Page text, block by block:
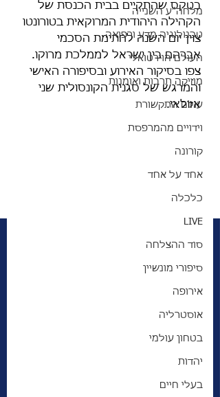
מלחה"ע השנייה
טכנולוגיה מדע ורפואה
העולם הוירטואלי
מוזיקה תרבות ואומנות
עולם התקשורת
וידויים מהמרפסת
קורונה
אחד על אחד
כלכלה
LIVE
סוד ההצלחה
סיפורי מונשיין
אירופה
אוסטרליה
בטחון עולמי
יהדות
בעלי חיים
בטקס שהתקיים בבית הכנסת של
הקהילה היהודית המרוקאית בטורונטו
צוין יום השנה לחתימת הסכמי
אברהם בין ישראל לממלכת מרוקו.
צפו בסיקור האירוע ובסיפורה האישי
והמרגש של סגנית הקונסולית שני
אזולאי.